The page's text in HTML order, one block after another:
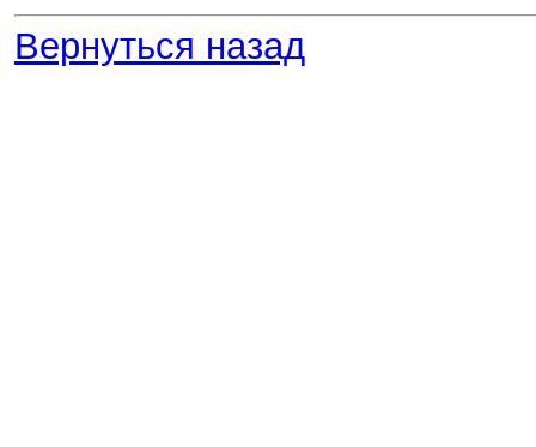
Вернуться назад